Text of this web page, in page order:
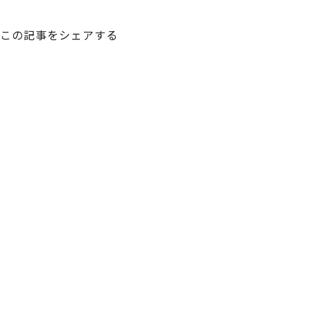
この記事をシェアする